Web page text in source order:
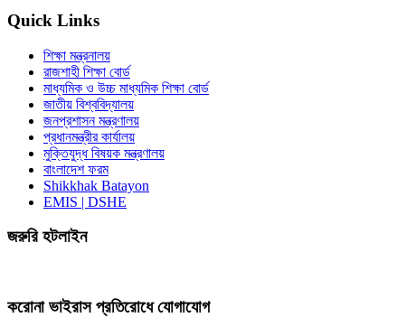
Quick Links
শিক্ষা মন্ত্রনালয়
রাজশাহী শিক্ষা বোর্ড
মাধ্যমিক ও উচ্চ মাধ্যমিক শিক্ষা বোর্ড
জাতীয় বিশ্ববিদ্যালয়
জনপ্রশাসন মন্ত্রণালয়
প্রধানমন্ত্রীর কার্যালয়
মুক্তিযুদ্ধ বিষয়ক মন্ত্রণালয়
বাংলাদেশ ফরম
Shikkhak Batayon
EMIS | DSHE
জরুরি হটলাইন
করোনা ভাইরাস প্রতিরোধে যোগাযোগ